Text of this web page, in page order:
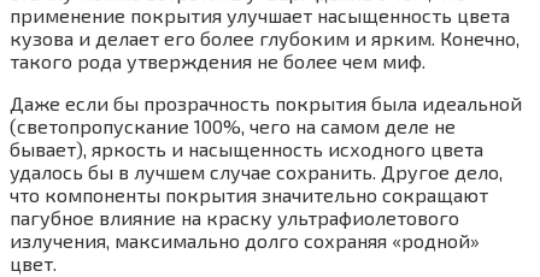
применение покрытия улучшает насыщенность цвета
кузова и делает его более глубоким и ярким. Конечно,
такого рода утверждения не более чем миф.
Даже если бы прозрачность покрытия была идеальной
(светопропускание 100%, чего на самом деле не
бывает), яркость и насыщенность исходного цвета
удалось бы в лучшем случае сохранить. Другое дело,
что компоненты покрытия значительно сокращают
пагубное влияние на краску ультрафиолетового
излучения, максимально долго сохраняя «родной»
цвет.